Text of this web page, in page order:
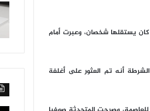
يستقلها شخصان، وعبرت أمام
أنه تم العثور على أغلفة